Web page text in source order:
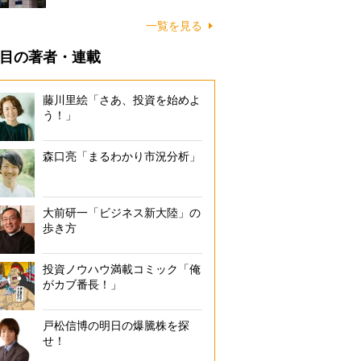
一覧を見る
の著者・連載
藤川里絵「さあ、投資を始めよ
う！」
森口亮「まるわかり市況分析」
大前研一「ビジネス新大陸」の
歩き方
投資ノウハウ満載コミック「俺
がカブ番長！」
戸松信博の明日の爆騰株を探
せ！